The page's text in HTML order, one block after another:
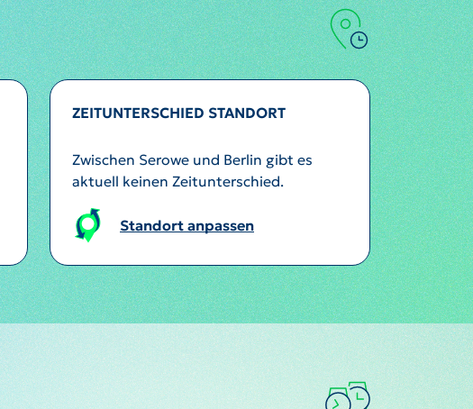
ZEITUNTERSCHIED STANDORT
Zwischen Serowe und Berlin gibt es
aktuell keinen Zeitunterschied.
Standort anpassen